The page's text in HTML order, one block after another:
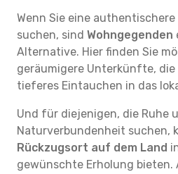
Wenn Sie eine
suchen, sind Wohngegenden
Alternative. Hier finden Sie
geräumigere Unterkünfte,
tieferes Eintauchen in das
Und für diejenigen, die Ruhe
Naturverbundenheit suchen,
Rückzugsort auf dem Land
gewünschte Erholung bieten.